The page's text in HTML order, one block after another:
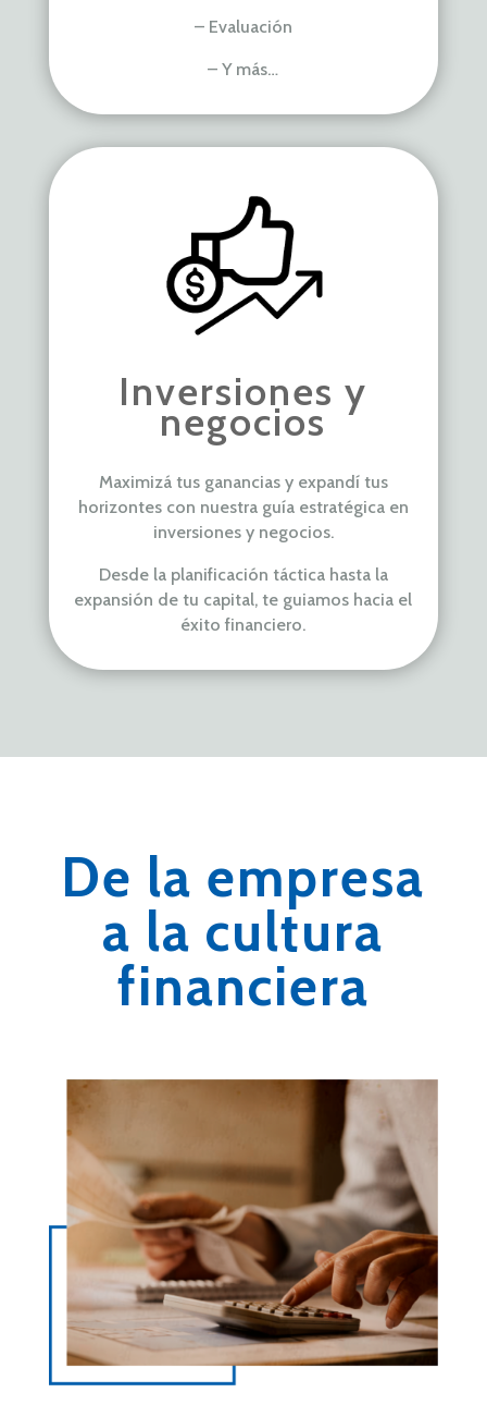
– Evaluación
– Y más…
Inversiones y
negocios
Maximizá tus ganancias y expandí tus
horizontes con nuestra guía estratégica en
inversiones y negocios.
Desde la planificación táctica hasta la
expansión de tu capital, te guiamos hacia el
éxitofinanciero.
De la empresa
a la cultura
financiera